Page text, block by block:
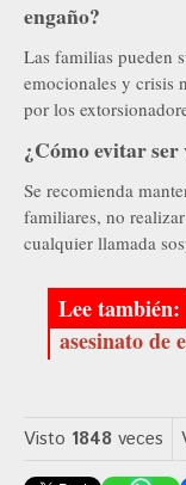
engaño?
Las familias pueden
emocionales y crisis
por los
¿Cómo evitar
Se recomienda
familiares, no
cualquier llamada
asesinato de
Visto 1848 veces